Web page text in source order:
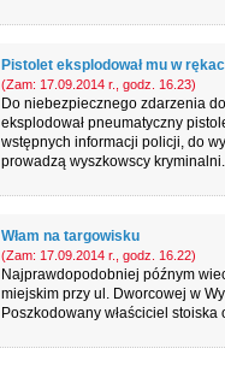
Pistolet eksplodował mu w
(Zam: 17.09.2014 r., godz. 16.23)
Do niebezpiecznego zdarzenia
eksplodował pneumatyczny
wstępnych informacji policji, do
prowadzą wyszkowscy kryminalni.
Włam na targowisku
(Zam: 17.09.2014 r., godz. 16.22)
Najprawdopodobniej późnym
miejskim przy ul. Dworcowej w
Poszkodowany właściciel stoiska